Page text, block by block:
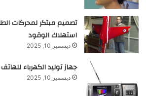
استهلاك الوقود
ديسمبر 10, 2025
جهاز توليد الكهرباء
ديسمبر 10, 2025